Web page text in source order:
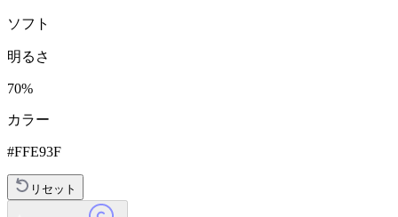
ソフト
明るさ
70%
カラー
#FFE93F
リセット